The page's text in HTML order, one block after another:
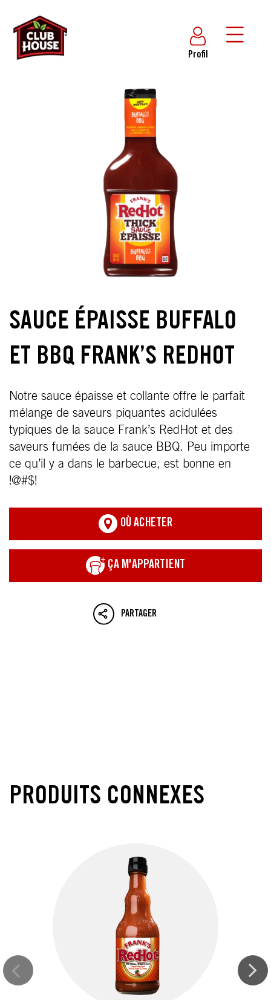
Profil
SAUCE ÉPAISSE BUFFALO
ET BBQ FRANK’S REDHOT
Notre sauce épaisse et collante offre le parfait
mélange de saveurs piquantes acidulées
typiques de la sauce Frank’s RedHot et des
saveurs fumées de la sauce BBQ. Peu importe
ce qu’il y a dans le barbecue, est bonne en
!@#$!
OÙ ACHETER
ÇA M'APPARTIENT
PARTAGER
PRODUITS CONNEXES